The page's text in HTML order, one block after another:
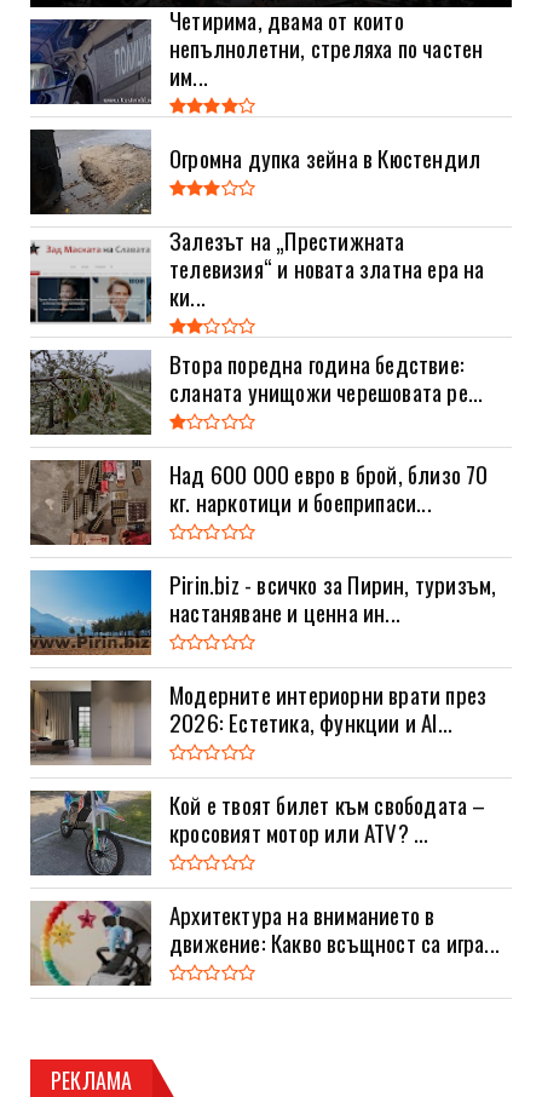
Четирима, двама от които
непълнолетни, стреляха по частен
им...
Огромна дупка зейна в Кюстендил
Залезът на „Престижната
телевизия“ и новата златна ера на
ки...
Втора поредна година бедствие:
сланата унищожи черешовата ре...
Над 600 000 евро в брой, близо 70
кг. наркотици и боеприпаси...
Pirin.biz - всичко за Пирин, туризъм,
настаняване и ценна ин...
Модерните интериорни врати през
2026: Естетика, функции и AI...
Кой е твоят билет към свободата –
кросовият мотор или ATV? ...
Архитектура на вниманието в
движение: Какво всъщност са игра...
РЕКЛАМА